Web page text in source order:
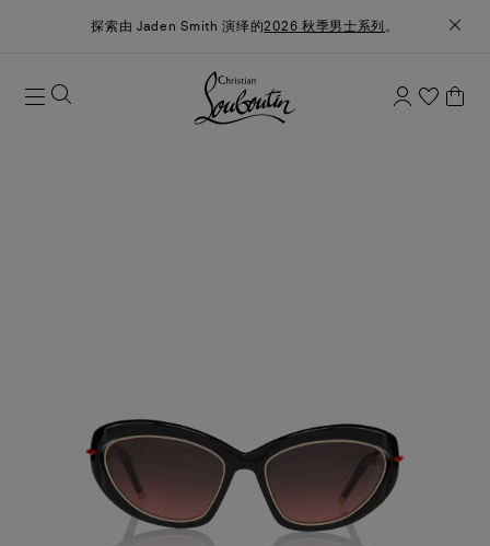
探索由 Jaden Smith 演绎的2026 秋季男士系列 。